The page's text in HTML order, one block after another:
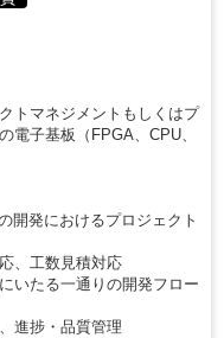
トマネジメントもしくはプ
電子基板（FPGA、CPU、
開発におけるプロジェクト
、工数見積対応
いたる一通りの開発フロー
進捗・品質管理